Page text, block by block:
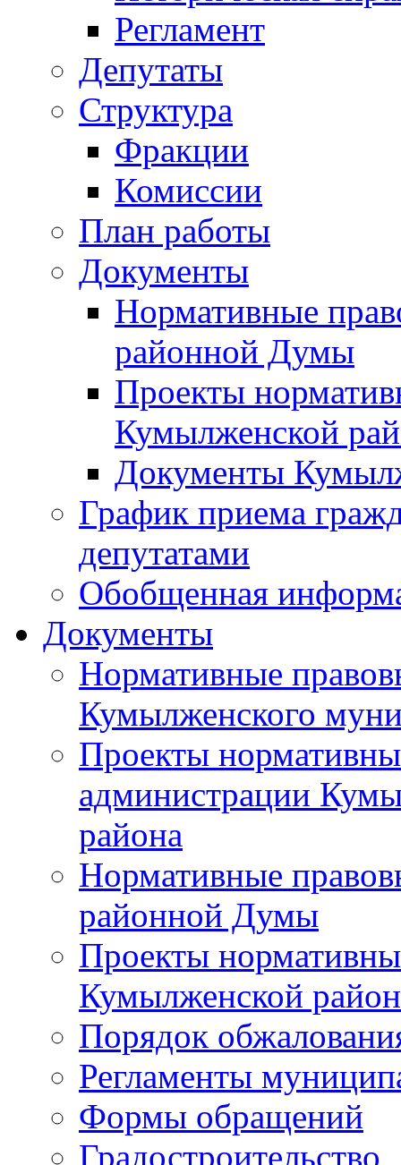
Регламент
Депутаты
Структура
Фракции
Комиссии
План работы
Документы
Нормативные
районной Думы
Проекты
Кумылженской
Документы
График приема
депутатами
Обобщенная
Документы
Нормативные
Кумылженского
Проекты
администрации
района
Нормативные
районной Думы
Проекты
Кумылженской
Порядок
Регламенты
Формы обращений
Градостроительство